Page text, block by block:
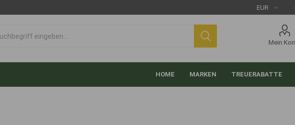
Mein
HOME MARKEN TREUERABATTE